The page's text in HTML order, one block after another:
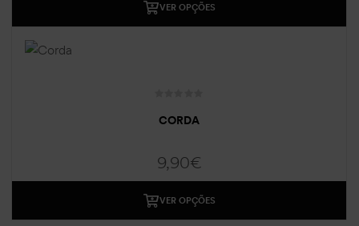
VER OPÇÕES
CORDA
9,90€
VER OPÇÕES